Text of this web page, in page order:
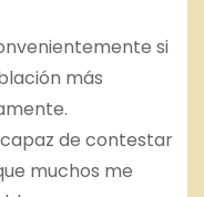
si
más
de contestar
muchos me